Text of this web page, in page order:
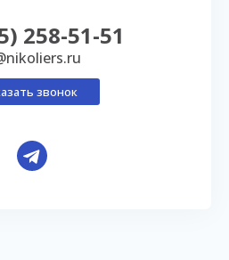
258-51-51
звонок